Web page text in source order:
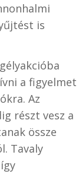
is
a figyelmet
Az
részt vesz a
össze
Tavaly